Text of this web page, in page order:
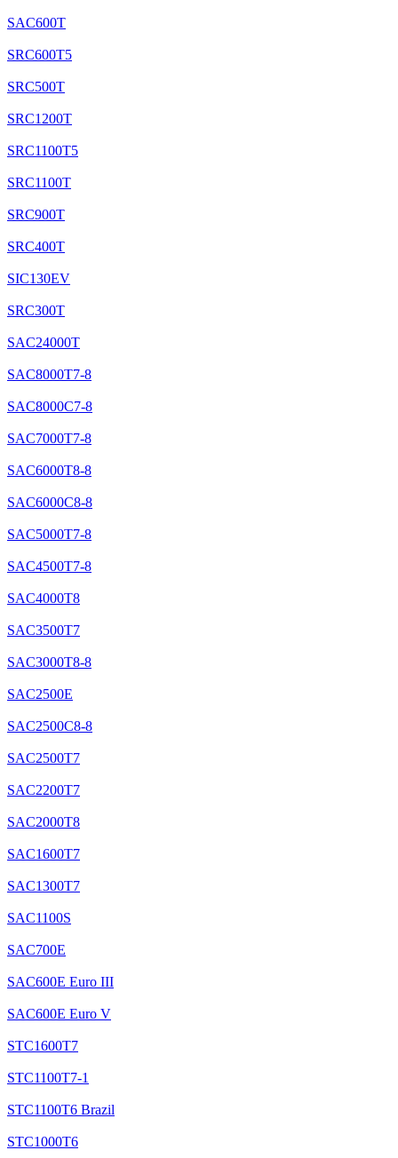
SAC600T
SRC600T5
SRC500T
SRC1200T
SRC1100T5
SRC1100T
SRC900T
SRC400T
SIC130EV
SRC300T
SAC24000T
SAC8000T7-8
SAC8000C7-8
SAC7000T7-8
SAC6000T8-8
SAC6000C8-8
SAC5000T7-8
SAC4500T7-8
SAC4000T8
SAC3500T7
SAC3000T8-8
SAC2500E
SAC2500C8-8
SAC2500T7
SAC2200T7
SAC2000T8
SAC1600T7
SAC1300T7
SAC1100S
SAC700E
SAC600E Euro III
SAC600E Euro V
STC1600T7
STC1100T7-1
STC1100T6 Brazil
STC1000T6